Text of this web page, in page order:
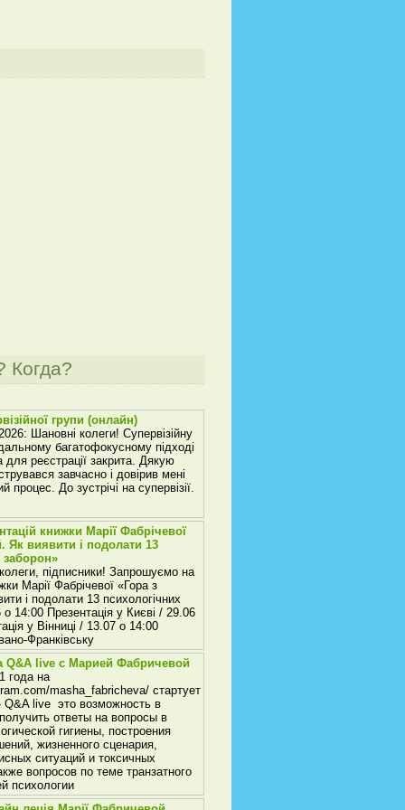
Когда?
групи (онлайн)
Шановні колеги! Супервізійну
багатофокусному підході
реєстрації закрита. Дякую
завчасно і довірив мені
процес. До зустрічі на супервізії.
книжки Марії Фабрічевої
Як виявити і подолати 13
заборон»
підписники! Запрошуємо на
Марії Фабрічевої «Гора з
і подолати 13 психологічних
14:00 Презентація у Києві / 29.06
у Вінниці / 13.07 о 14:00
Франківську
Q&A live с Марией Фабричевой
года на
masha_fabricheva/ стартует
Q&A live это возможность в
ответы на вопросы в
гигиены, построения
жизненного сценария,
ситуаций и токсичных
вопросов по теме транзатного
психологии